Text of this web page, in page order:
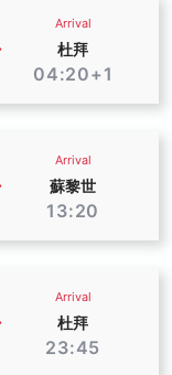
Arrival
杜拜
04:20+1
Arrival
蘇黎世
13:20
Arrival
杜拜
23:45